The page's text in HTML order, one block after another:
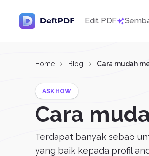
Edit PDF
Home Blog Cara mudah
ASK HOW
Cara
Terdapat banyak sebab
yang baik kepada profil